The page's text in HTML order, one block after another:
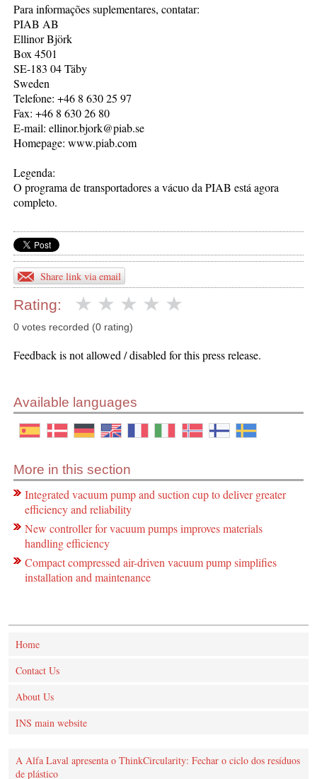
Para informações suplementares, contatar:
PIAB AB
Ellinor Björk
Box 4501
SE-183 04 Täby
Sweden
Telefone: +46 8 630 25 97
Fax: +46 8 630 26 80
E-mail: ellinor.bjork@piab.se
Homepage: www.piab.com
Legenda:
O programa de transportadores a vácuo da PIAB está agora
completo.
Share link via email
Rating:
0 votes recorded (0 rating)
Feedback is not allowed / disabled for this press release.
Available languages
More in this section
Integrated vacuum pump and suction cup to deliver greater
efficiency and reliability
New controller for vacuum pumps improves materials
handling efficiency
Compact compressed air-driven vacuum pump simplifies
installation and maintenance
Home
Contact Us
About Us
INS main website
A Alfa Laval apresenta o ThinkCircularity: Fechar o ciclo dos resíduos
de plástico